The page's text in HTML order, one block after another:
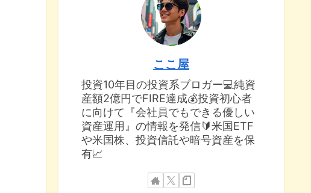
ここ屋
投資10年目の投資系ブロガー💻純資
産額2億円でFIRE達成💰投資初心者
に向けて『会社員でもできる優しい
資産運用』の情報を発信🔰米国ETF
や米国株、投資信託や暗号資産を保
有📈